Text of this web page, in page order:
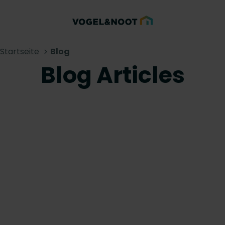
Startseite Blog
Blog Articles